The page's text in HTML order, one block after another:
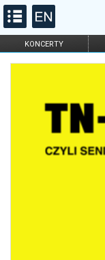
KONCERTY
FILHARMONIA